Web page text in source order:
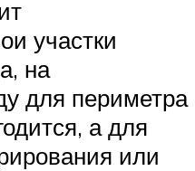
участки
на
для периметра
а для
или